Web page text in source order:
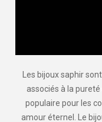
Les bijoux saphir
associés à la
populaire pour les
amour éternel. Le